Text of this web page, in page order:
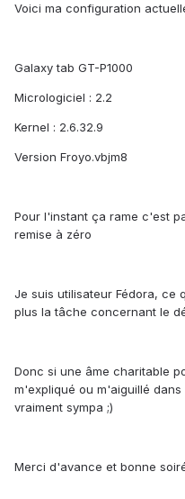
Voici ma configuration
Galaxy tab GT-P1000
Micrologiciel : 2.2
Kernel : 2.6.32.9
Version Froyo.vbjm8
Pour l'instant ça rame c'est
remise à zéro
Je suis utilisateur Fédora, ce
plus la tâche concernant le
Donc si une âme charitable
m'expliqué ou m'aiguillé
vraiment sympa ;)
Merci d'avance et bonne